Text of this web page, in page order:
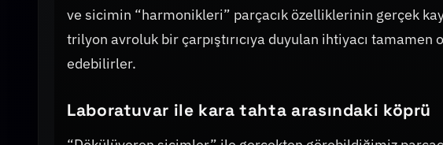
ve sicimin “harmonikleri” parçacık özelliklerinin gerçek
trilyon avroluk bir çarpıştırıcıya duyulan ihtiyacı
edebilirler.
Laboratuvar ile kara tahta arasındaki köprü